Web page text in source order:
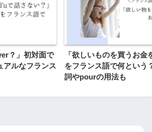
？」初対面で
アルなフランス
「欲しいものを買うお金
をフランス語で何という
詞やpourの用法も